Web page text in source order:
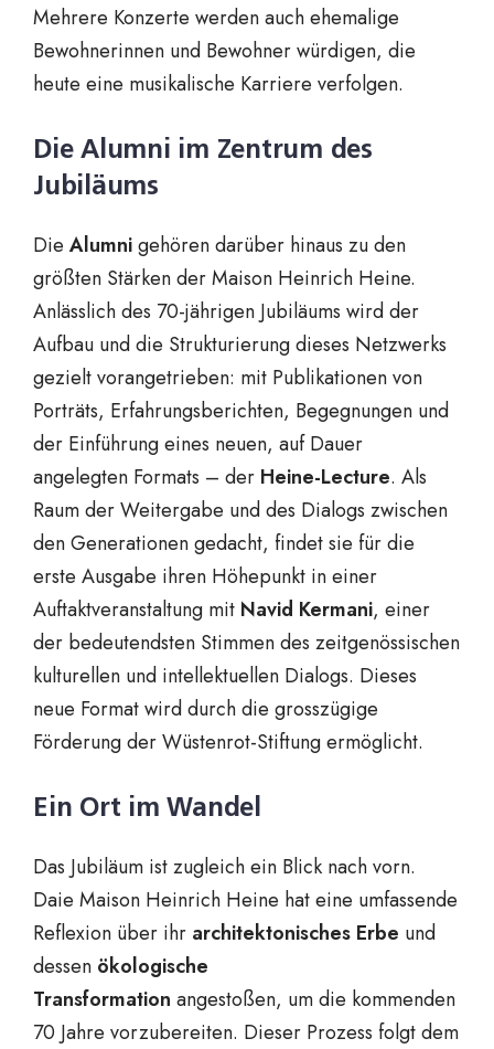
Mehrere Konzerte werden auch ehemalige
Bewohnerinnen und Bewohner würdigen, die
heute eine musikalische Karriere verfolgen.
Die Alumni im Zentrum des
Jubiläums
Die Alumnigehören darüber hinaus zu den
größten Stärken der Maison Heinrich Heine.
Anlässlich des 70-jährigen Jubiläums wird der
Aufbau und die Strukturierung dieses Netzwerks
gezielt vorangetrieben: mit Publikationen von
Porträts, Erfahrungsberichten, Begegnungen und
der Einführung eines neuen, auf Dauer
angelegten Formats – der Heine-Lecture. Als
Raum der Weitergabe und des Dialogs zwischen
den Generationen gedacht, findet sie für die
erste Ausgabe ihren Höhepunkt in einer
Auftaktveranstaltung mit Navid Kermani, einer
der bedeutendsten Stimmen des zeitgenössischen
kulturellen und intellektuellen Dialogs. Dieses
neue Format wird durch die grosszügige
Förderung der Wüstenrot-Stiftung ermöglicht.
Ein Ort im Wandel
Das Jubiläum ist zugleich ein Blick nach vorn.
Daie Maison Heinrich Heine hat eine umfassende
Reflexion über ihr architektonisches Erbe und
dessen ökologische
Transformation angestoßen, um die kommenden
70 Jahre vorzubereiten. Dieser Prozess folgt dem